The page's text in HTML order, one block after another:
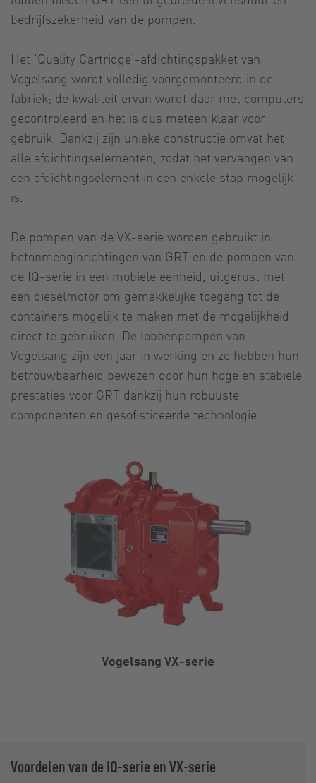
bedrijfszekerheid van de pompen.
Het 'Quality Cartridge'-afdichtingspakket van
Vogelsang wordt volledig voorgemonteerd in de
fabriek; de kwaliteit ervan wordt daar met computers
gecontroleerd en het is dus meteen klaar voor
gebruik. Dankzij zijn unieke constructie omvat het
alle afdichtingselementen, zodat het vervangen van
een afdichtingselement in een enkele stap mogelijk
is.
De pompen van de VX-serie worden gebruikt in
betonmenginrichtingen van GRT en de pompen van
de IQ-serie in een mobiele eenheid, uitgerust met
een dieselmotor om gemakkelijke toegang tot de
containers mogelijk te maken met de mogelijkheid
direct te gebruiken. De lobbenpompen van
Vogelsang zijn een jaar in werking en ze hebben hun
betrouwbaarheid bewezen door hun hoge en stabiele
prestaties voor GRT dankzij hun robuuste
componenten en gesofisticeerde technologie.
Vogelsang VX-serie
Voordelen van de IQ-serie en VX-serie